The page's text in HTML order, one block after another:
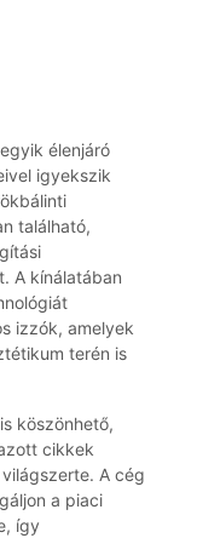
élenjáró
igyekszik
található,
A kínálatában
izzók, amelyek
terén is
köszönhető,
cikkek
A cég
a piaci
így